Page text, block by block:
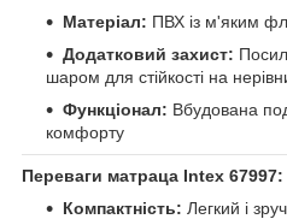
Матеріал: ПВХ із м'яким
Додатковий захист:
шаром для стійкості на
Функціонал: Вбудована
комфорту
Переваги матраца Intex 67997:
Компактність: Легкий і